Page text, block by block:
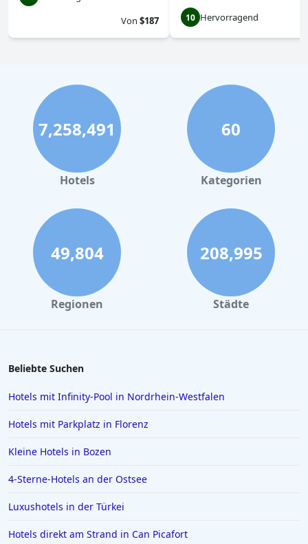
Von $187 10 Hervorragend
7,258,491
Hotels
60
Kategorien
49,804
Regionen
208,995
Städte
Beliebte Suchen
Hotels mit Infinity-Pool in Nordrhein-Westfalen
Hotels mit Parkplatz in Florenz
Kleine Hotels in Bozen
4-Sterne-Hotels an der Ostsee
Luxushotels in der Türkei
Hotels direkt am Strand in Can Picafort